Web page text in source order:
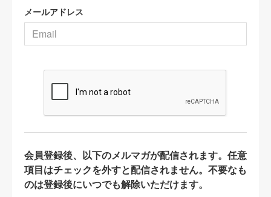
メールアドレス
会員登録後、以下のメルマガが配信されます。任意
項目はチェックを外すと配信されません。不要なも
のは登録後にいつでも解除いただけます。